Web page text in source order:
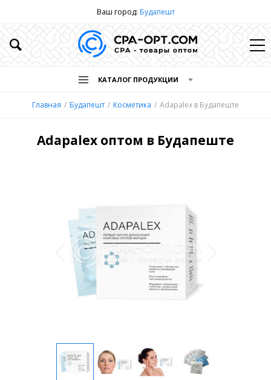
Ваш город: Будапешт
КАТАЛОГ ПРОДУКЦИИ
Главная Будапешт Косметика Adapalex в Будапеште
Adapalex оптом в Будапеште